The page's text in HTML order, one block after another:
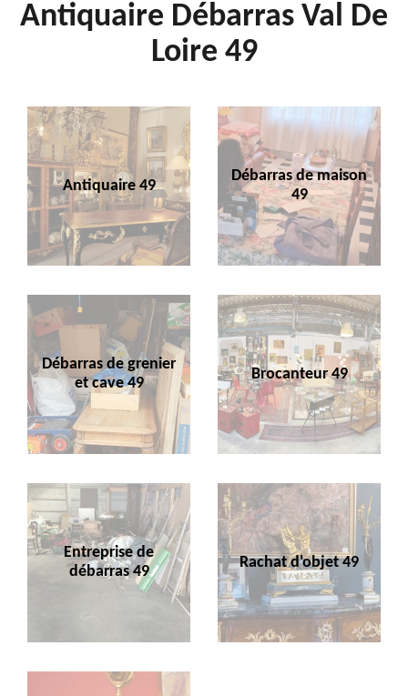
Antiquaire Débarras Val De
Loire 49
Antiquaire 49
Débarras de maison
49
Débarras de grenier
et cave 49
Brocanteur 49
Entreprise de
débarras 49
Rachat d'objet 49